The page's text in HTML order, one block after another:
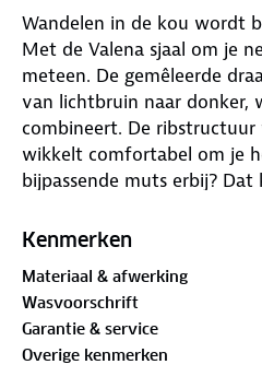
Wandelen in de kou wordt
Met de Valena sjaal om je
meteen. De gemêleerde
van lichtbruin naar donker,
combineert. De
wikkelt comfortabel om je
bijpassende muts erbij? Dat
Buitenstof: 100% polyester
Kenmerken
Materiaal & afwerking
Wasvoorschrift
Garantie & service
Overige kenmerken